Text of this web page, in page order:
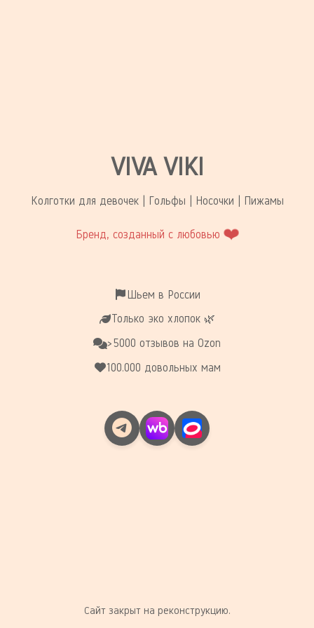
VIVA VIKI
Колготки для девочек | Гольфы | Носочки | Пижамы
Бренд, созданный с любовью ❤️
Шьем в России
Только эко хлопок 🌿
>5000 отзывов на Ozon
100.000 довольных мам
Сайт закрыт на реконструкцию.